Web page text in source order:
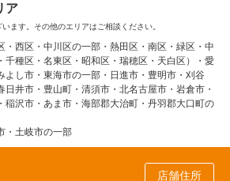
ア
ます。その他のエリアはご相談ください。
・西区・中川区の一部・熱田区・南区・緑区・中
千種区・名東区・昭和区・瑞穂区・天白区）・愛
よし市・東海市の一部・日進市・豊明市・刈谷
井市・豊山町・清須市・北名古屋市・岩倉市・
稲沢市・あま市・海部郡大治町・丹羽郡大口町の
・土岐市の一部
店舗住所